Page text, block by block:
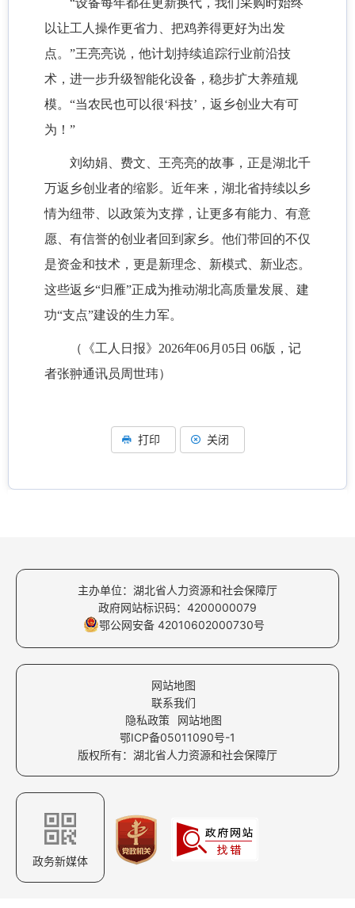
以让工人操作更省力、把鸡养得更好为出发
点。”王亮亮说，他计划持续追踪行业前沿技
术，进一步升级智能化设备，稳步扩大养殖规
模。“当农民也可以很‘科技’，返乡创业大有可
为！”
刘幼娟、费文、王亮亮的故事，正是湖北千
万返乡创业者的缩影。近年来，湖北省持续以乡
情为纽带、以政策为支撑，让更多有能力、有意
愿、有信誉的创业者回到家乡。他们带回的不仅
是资金和技术，更是新理念、新模式、新业态。
这些返乡“归雁”正成为推动湖北高质量发展、建
功“支点”建设的生力军。
（ 《工人日报》 2026年06月05日 06版， 记
者张翀通讯员周世玮）
打印 关闭
主办单位：湖北省人力资源和社会保障厅
政府网站标识码：4200000079
鄂公网安备 42010602000730号
网站地图
联系我们
隐私政策
网站地图
鄂ICP备05011090号-1
版权所有：湖北省人力资源和社会保障厅
政务新媒体